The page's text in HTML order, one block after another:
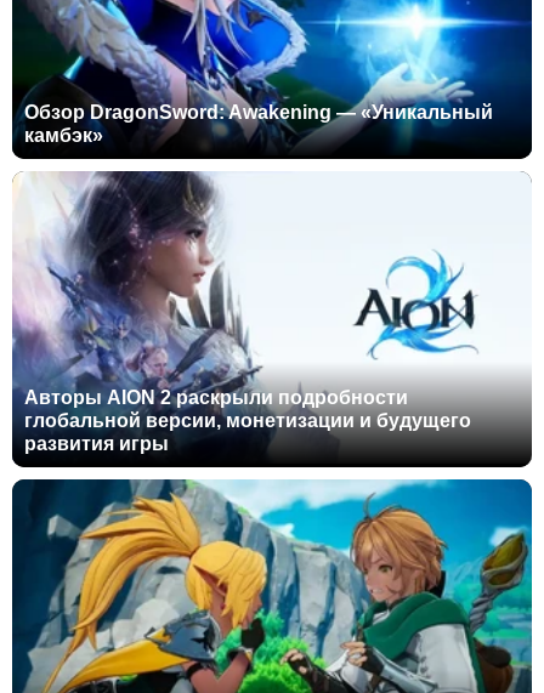
Обзор DragonSword: Awakening — «Уникальный
камбэк»
Авторы AION 2 раскрыли подробности
глобальной версии, монетизации и будущего
развития игры